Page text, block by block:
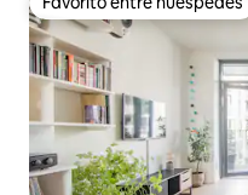
Favorito entre huéspedes